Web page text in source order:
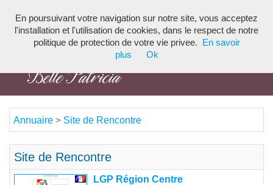
Annuaire > Site de Rencontre
Site de Rencontre
LGP Région Centre
En poursuivant votre navigation sur notre site, vous acceptez
l'installation et l'utilisation de cookies, dans le respect de notre
politique de protection de votre vie privee.
En savoir
plus
Ok